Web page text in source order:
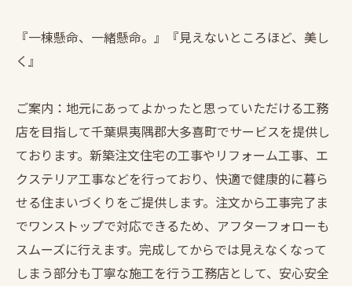
『一棟懸命、一緒懸命。』『見えないところほど、美し
く』
ご案内：地元にあってよかったと思っていただける工務
店を目指して千葉県夷隅郡大多喜町でサービスを提供し
ております。新築注文住宅の工事やリフォーム工事、エ
クステリア工事などを行っており、快適で健康的に暮ら
せる住まいづくりをご提供します。注文から工事完了ま
でワンストップで対応できるため、アフターフォローも
スムーズに行えます。完成してからでは見えなくなって
しまう部分も丁寧な施工を行う工務店として、安心安全